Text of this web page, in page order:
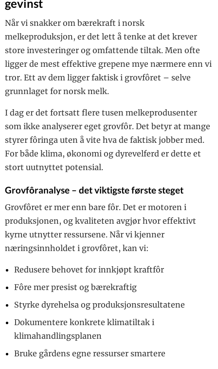
Droner – et nytt
grovfôrproduksjon
og beite
Avlingstap i attlegg
og avlingsauke i eng
Q-bonden
Dagros
Tine
Midtside
Smått til nytte
Firmanytt
gevinst
Når vi snakker om bærekraft i norsk
melkeproduksjon, er det lett å tenke at det krever
store investeringer og omfattende tiltak. Men ofte
ligger de mest effektive grepene mye nærmere enn vi
tror. Ett av dem ligger faktisk i grovfôret – selve
grunnlaget for norsk melk.
I dag er det fortsatt flere tusen melkeprodusenter
som ikke analyserer eget grovfôr. Det betyr at mange
styrer fôringa uten å vite hva de faktisk jobber med.
For både klima, økonomi og dyrevelferd er dette et
stort uutnyttet potensial.
Grovfôranalyse – det viktigste første steget
Grovfôret er mer enn bare fôr. Det er motoren i
produksjonen, og kvaliteten avgjør hvor effektivt
kyrne utnytter ressursene. Når vi kjenner
næringsinnholdet i grovfôret, kan vi:
Redusere behovet for innkjøpt kraftfôr
Fôre mer presist og bærekraftig
Styrke dyrehelsa og produksjonsresultatene
Dokumentere konkrete klimatiltak i
klimahandlingsplanen
Bruke gårdens egne ressurser smartere